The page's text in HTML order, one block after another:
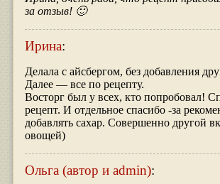
за отзыв! 🙂
Ирина:
Делала с айсбергом, без добавления
Далее — все по рецепту.
Восторг был у всех, кто попробовал!
рецепт. И отдельное спасибо -за
добавлять сахар. Совершенно другой
овощей)
Ольга (автор и admin):